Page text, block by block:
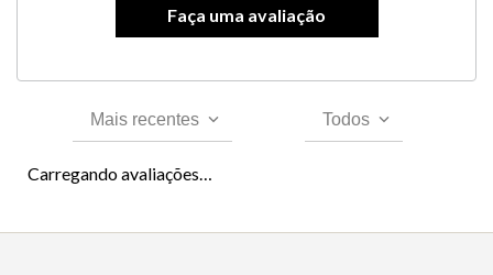
Mais recentes Todos
Carregando avaliações…